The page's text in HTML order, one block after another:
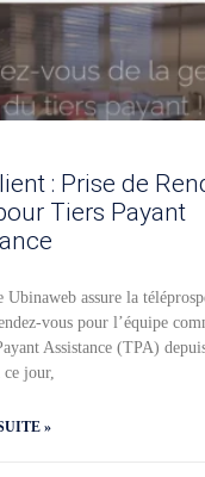
: Prise de
Tiers Payant
Ubinaweb assure la
vous pour l’équipe
Assistance (TPA)
ce jour,
»